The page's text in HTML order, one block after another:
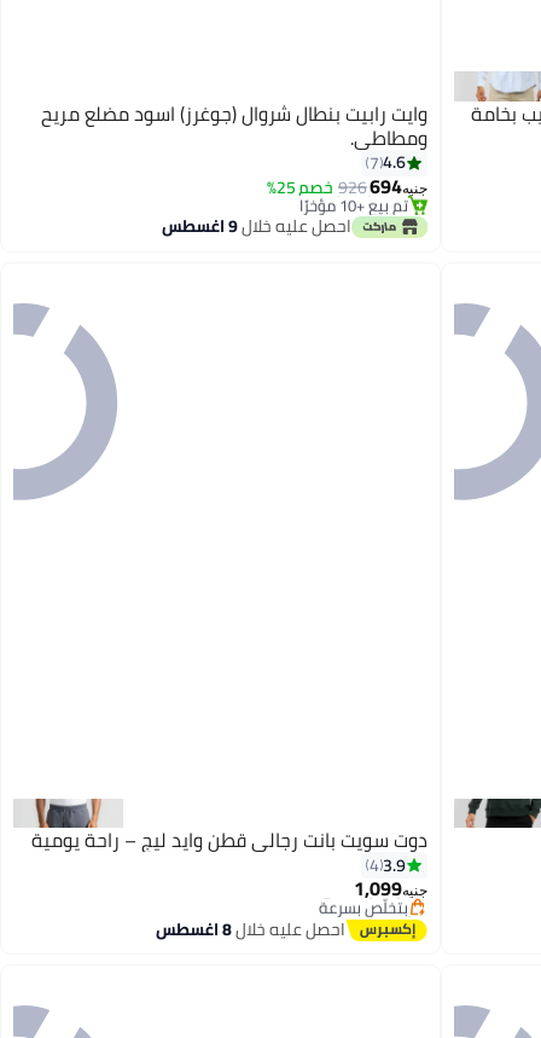
سليم فيت جبردين 5 جيب بخامة وايت رابيت بنطال شروال (جوغرز) اسود مضلع مريح
ومطاطي.
4.6
7
جنيه694
926خصم 25%
#5 في بنطلونات رياضية للرجال
بتخلّص بسرعة
تم بيع +10 مؤخرًا
#5 في بنطلونات رياضية للرجال
احصل عليه خلال9 اغسطس
4
دوت سويت بانت رجالي قطن وايد ليج – راحة يومية
3.9
4
جنيه1,099
#5 في بناطيل رياضية رجالية
توصيل مجاني
بتخلّص بسرعة
تم بيع +10 مؤخرًا
#5 في بناطيل رياضية رجالية احصل عليه خلال8 اغسطس